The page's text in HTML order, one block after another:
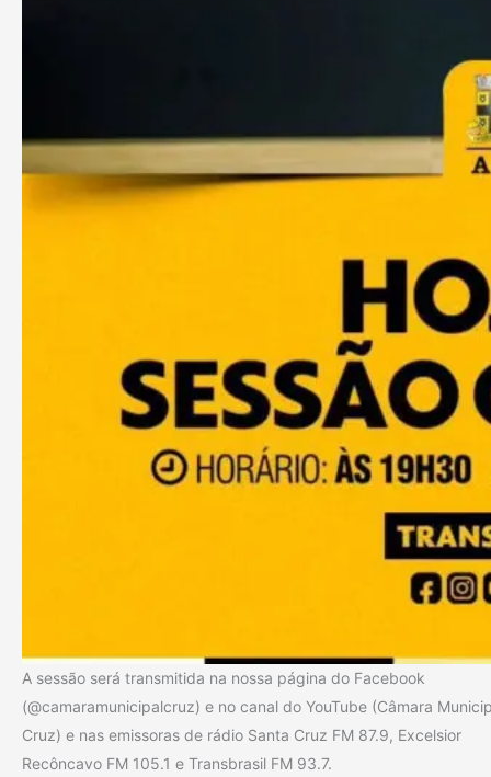
A sessão será transmitida na nossa página do Facebook
(@camaramunicipalcruz) e no canal do YouTube (Câmara
Cruz) e nas emissoras de rádio Santa Cruz FM 87.9, Excelsior
Recôncavo FM 105.1 e Transbrasil FM 93.7.